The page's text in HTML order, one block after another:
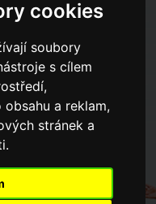
cookies
soubory
s cílem
a reklam,
stránek a
ZŠ
ZŠ